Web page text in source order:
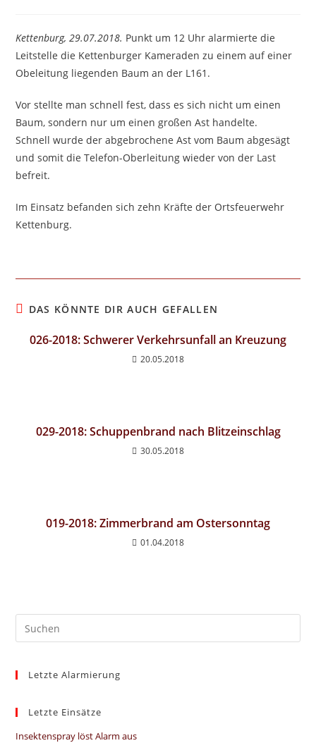
Kettenburg, 29.07.2018. Punkt um 12 Uhr alarmierte die
Leitstelle die Kettenburger Kameraden zu einem auf einer
Obeleitung liegenden Baum an der L161.
Vor stellte man schnell fest, dass es sich nicht um einen
Baum, sondern nur um einen großen Ast handelte.
Schnell wurde der abgebrochene Ast vom Baum abgesägt
und somit die Telefon-Oberleitung wieder von der Last
befreit.
Im Einsatz befanden sich zehn Kräfte der Ortsfeuerwehr
Kettenburg.
DAS KÖNNTE DIR AUCH GEFALLEN
026-2018: Schwerer Verkehrsunfall an Kreuzung
20.05.2018
029-2018: Schuppenbrand nach Blitzeinschlag
30.05.2018
019-2018: Zimmerbrand am Ostersonntag
01.04.2018
Letzte Alarmierung
Letzte Einsätze
Insektenspray löst Alarm aus